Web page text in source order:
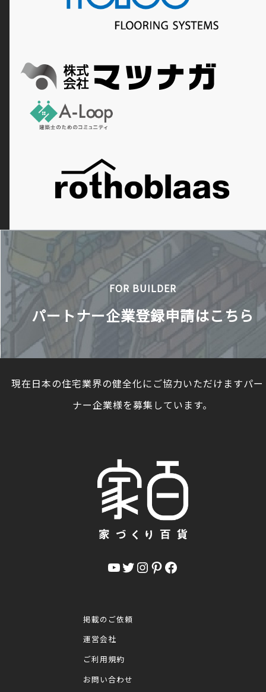
FOR BUILDER
パートナー企業登録申請はこちら
現在日本の住宅業界の健全化にご協力いただけますパ
ナー企業様を募集しています。
YouTube Twitter InstagramPinterest Facebook
掲載のご依頼
運営会社
ご利用規約
お問い合わせ